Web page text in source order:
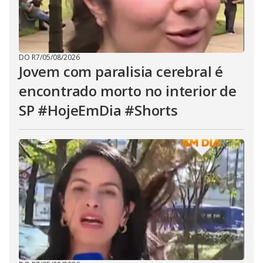
DO R7/05/08/2026
Jovem com paralisia cerebral é
encontrado morto no interior de
SP #HojeEmDia #Shorts